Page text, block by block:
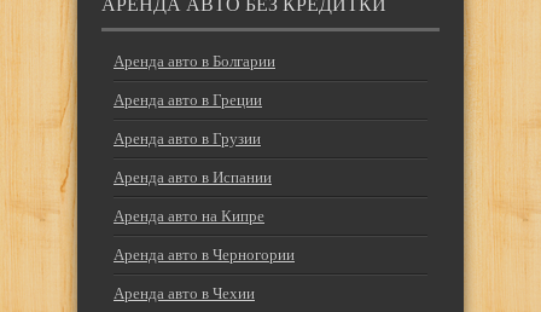
АРЕНДА АВТО БЕЗ КРЕДИТКИ
Аренда авто в Болгарии
Аренда авто в Греции
Аренда авто в Грузии
Аренда авто в Испании
Аренда авто на Кипре
Аренда авто в Черногории
Аренда авто в Чехии